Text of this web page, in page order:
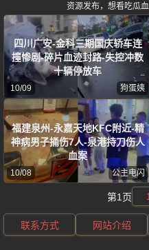
资源发布，想看吃瓜
四川广安-金科三期国庆轿车连
撞惨剧-碎片血迹封路-失控冲数
十辆停放车
10/09 狗蛋姨
福建泉州-永嘉天地KFC附近-精
神病男子捅伤7人-泉港持刀伤人
血案
10/08 公主电闪
第1页
联系方式 网站介绍